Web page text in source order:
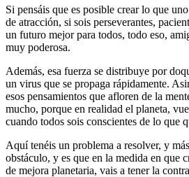
Si pensáis que es posible crear lo que
de atracción, si sois perseverantes,
un futuro mejor para todos, todo eso,
muy poderosa.
Además, esa fuerza se distribuye por
un virus que se propaga rápidamente.
esos pensamientos que afloren de la
mucho, porque en realidad el planeta,
cuando todos sois conscientes de lo que
Aquí tenéis un problema a resolver, y
obstáculo, y es que en la medida en que
de mejora planetaria, vais a tener la